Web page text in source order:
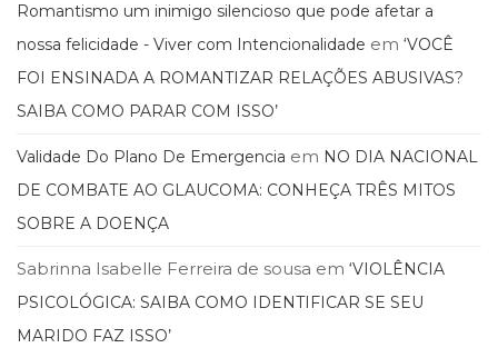
Relações
Públicas
Comunicação
Empresarial
Religião,
Espiritualidade,
(63)
Saúde
Sem
categoria
Romantismo um inimigo silencioso que pode afetar a
nossa felicidade - Viver com Intencionalidade em ‘VOCÊ
FOI ENSINADA A ROMANTIZAR RELAÇÕES ABUSIVAS?
SAIBA COMO PARAR COM ISSO’
Validade Do Plano De Emergencia em NO DIA NACIONAL
DE COMBATE AO GLAUCOMA: CONHEÇA TRÊS MITOS
SOBRE A DOENÇA
Sabrinna Isabelle Ferreira de sousa em ‘VIOLÊNCIA
PSICOLÓGICA: SAIBA COMO IDENTIFICAR SE SEU
MARIDO FAZ ISSO’